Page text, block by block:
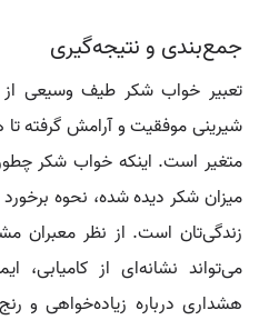
جمع‌بندی و نتیجه‌گیری
تعبیر خواب شکر طیف وسیعی از
شیرینی موفقیت و آرامش گرفته
متغیر است. اینکه خواب شکر
میزان شکر دیده شده، نحوه
زندگی‌تان است. از نظر معبران
می‌تواند نشانه‌ای از کامیابی،
هشداری درباره زیاده‌خواهی و